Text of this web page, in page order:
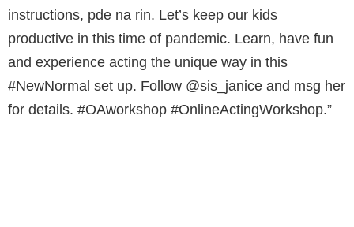
instructions, pde na rin. Let’s keep our kids
productive in this time of pandemic. Learn, have fun
and experience acting the unique way in this
#NewNormal set up. Follow @sis_janice and msg her
for details. #OAworkshop #OnlineActingWorkshop.”